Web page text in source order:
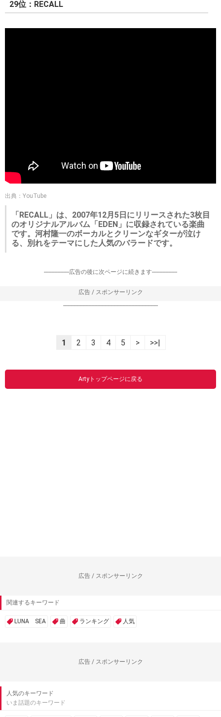
29位：RECALL
出典：YouTube
「RECALL」は、2007年12月5日にリリースされた3枚目
のオリジナルアルバム「EDEN」に収録されている楽曲
です。河村隆一のボーカルとクリーンなギターが泣け
る、別れをテーマにした人気のバラードです。
-----------------広告の後に次ページに続きます-----------------
広告 / スポンサーリンク
----------------------------------------------------------------
1 2 3 4 5 > >>|
Artyトップページに戻る
広告 / スポンサーリンク
関連するキーワード
LUNA SEA 曲 ランキング 人気
広告 / スポンサーリンク
人気のキーワード
いま話題のキーワード